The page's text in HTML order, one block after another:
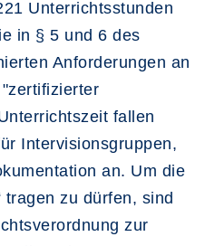
Unterrichtsstunden
in § 5 und 6 des
Anforderungen an
fallen
Intervisionsgruppen,
an. Um die
tragen zu dürfen, sind
zur